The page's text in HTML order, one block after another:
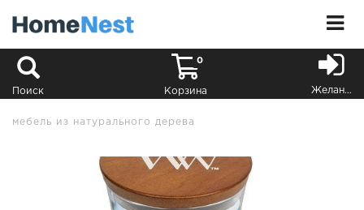
Поиск
0
Корзина Желания
мебель из натурального дерева